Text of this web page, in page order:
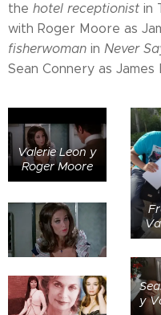
the hotel receptionist in
with Roger Moore as
fisherwoman in Never
Sean Connery as James
Valerie Leon y
Roger Moore
y